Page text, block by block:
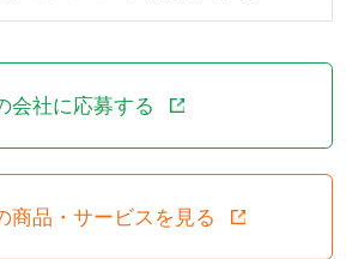
会社に応募する
商品・サービスを見る